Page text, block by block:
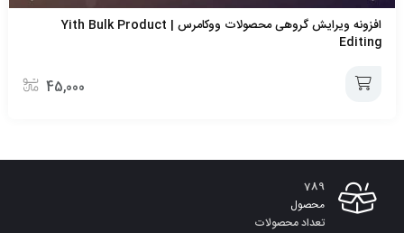
افزونه ویرایش گروهی محصولات ووکامرس | Yith Bulk Product
Editing
45,000
به
سبد
789
محصول
تعداد محصولات